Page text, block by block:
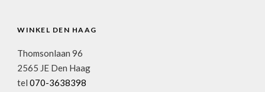
WINKEL DEN HAAG
Thomsonlaan 96
2565 JE Den Haag
tel 070-3638398